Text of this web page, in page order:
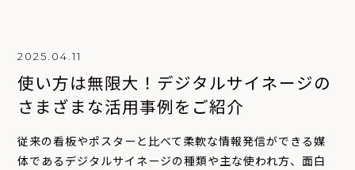
2025.04.11
使い方は無限大！デジタルサイネージの
さまざまな活用事例をご紹介
従来の看板やポスターと比べて柔軟な情報発信ができる媒
体であるデジタルサイネージの種類や主な使われ方、面白